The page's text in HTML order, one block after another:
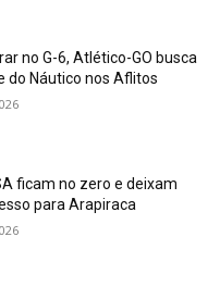
no G-6, Atlético-GO busca
do Náutico nos Aflitos
ficam no zero e deixam
para Arapiraca